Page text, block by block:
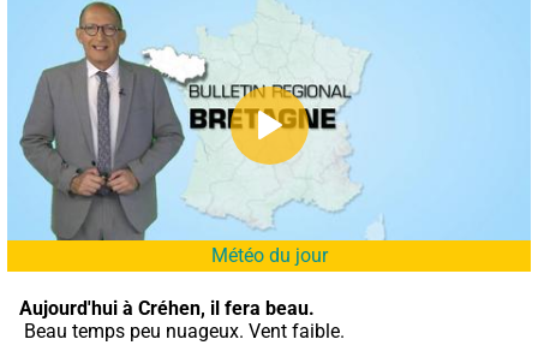
Météo du jour
Aujourd'hui à Créhen, il fera beau.
Beau temps peu nuageux. Vent faible.